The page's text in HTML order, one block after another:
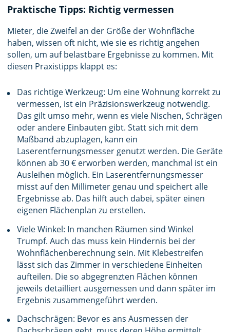
Praktische Tipps: Richtig vermessen
Mieter, die Zweifel an der Größe der Wohnfläche
haben, wissen oft nicht, wie sie es richtig angehen
sollen, um auf belastbare Ergebnisse zu kommen. Mit
diesen Praxistipps klappt es:
Das richtige Werkzeug: Um eine Wohnung korrekt zu
vermessen, ist ein Präzisionswerkzeug notwendig.
Das gilt umso mehr, wenn es viele Nischen, Schrägen
oder andere Einbauten gibt. Statt sich mit dem
Maßband abzuplagen, kann ein
Laserentfernungsmesser genutzt werden. Die Geräte
können ab 30 € erworben werden, manchmal ist ein
Ausleihen möglich. Ein Laserentfernungsmesser
misst auf den Millimeter genau und speichert alle
Ergebnisse ab. Das hilft auch dabei, später einen
eigenen Flächenplan zu erstellen.
Viele Winkel: In manchen Räumen sind Winkel
Trumpf. Auch das muss kein Hindernis bei der
Wohnflächenberechnung sein. Mit Klebestreifen
lässt sich das Zimmer in verschiedene Einheiten
aufteilen. Die so abgegrenzten Flächen können
jeweils detailliert ausgemessen und dann später im
Ergebnis zusammengeführt werden.
Dachschrägen: Bevor es ans Ausmessen der